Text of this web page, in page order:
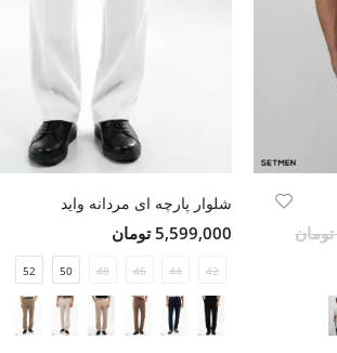
شلوار پارچه ای مردانه واید
5,599,000 تومان
42
44
46
48
50
52